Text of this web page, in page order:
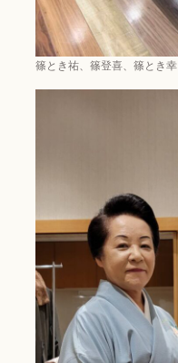
篠とき祐、篠登喜、篠とき幸